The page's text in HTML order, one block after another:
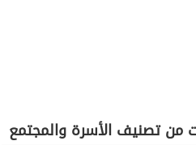
من تصنيف الأسرة والمجتمع